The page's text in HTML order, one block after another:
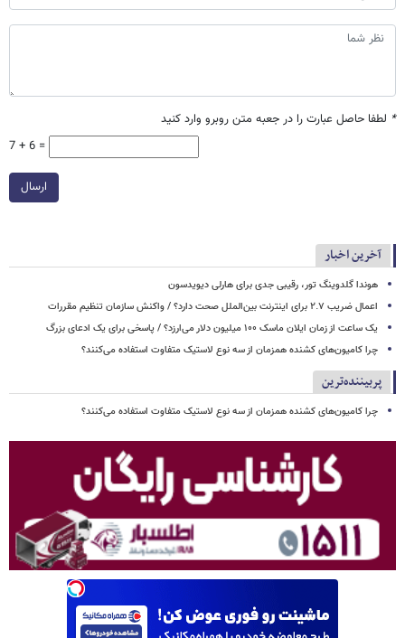
* لطفا حاصل عبارت را در جعبه متن روبرو وارد کنید
7 + 6 =
ارسال
آخرین اخبار
هوندا گلدوینگ تور، رقیبی جدی برای هارلی دیویدسون
اعمال ضریب ۲.۷ برای اینترنت بین‌الملل صحت دارد؟ / واکنش سازمان تنظیم مقررات
یک ساعت از زمان ایلان ماسک ۱۰۰ میلیون دلار می‌ارزد؟ / پاسخی برای یک ادعای بزرگ
چرا کامیون‌های کشنده همزمان از سه نوع لاستیک متفاوت استفاده می‌کنند؟
پربیننده‌ترین
چرا کامیون‌های کشنده همزمان از سه نوع لاستیک متفاوت استفاده می‌کنند؟